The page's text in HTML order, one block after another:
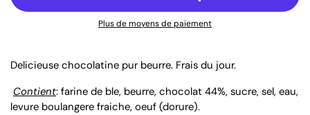
Plus de moyens de paiement
Delicieuse chocolatine pur beurre. Frais du jour.
Contient: farine de ble, beurre, chocolat 44%, sucre, sel, eau,
levure boulangere fraiche, oeuf (dorure).